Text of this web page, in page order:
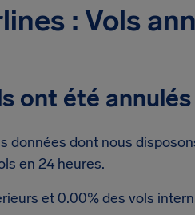
: Vols
ont été annulés
données dont nous
en 24 heures.
et 0.00% des vols